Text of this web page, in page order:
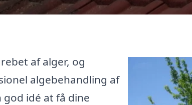
af alger, og
algebehandling af
god idé at få dine